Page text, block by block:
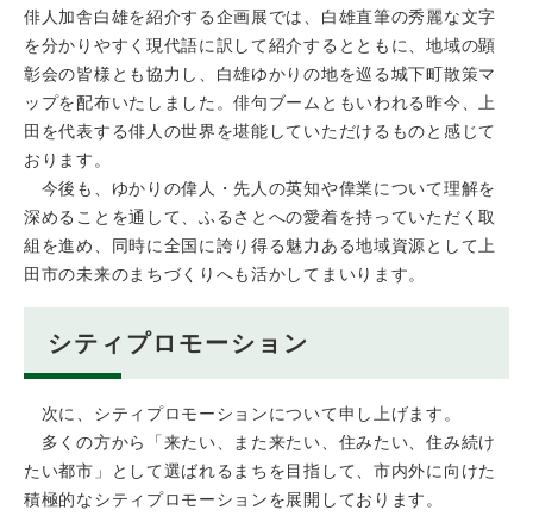
俳人加舎白雄を紹介する企画展では、白雄直筆の秀麗な文字
を分かりやすく現代語に訳して紹介するとともに、地域の顕
彰会の皆様とも協力し、白雄ゆかりの地を巡る城下町散策マ
ップを配布いたしました。俳句ブームともいわれる昨今、上
田を代表する俳人の世界を堪能していただけるものと感じて
おります。
今後も、ゆかりの偉人・先人の英知や偉業について理解を
深めることを通して、ふるさとへの愛着を持っていただく取
組を進め、同時に全国に誇り得る魅力ある地域資源として上
田市の未来のまちづくりへも活かしてまいります。
シティプロモーション
次に、シティプロモーションについて申し上げます。
多くの方から「来たい、また来たい、住みたい、住み続け
たい都市」として選ばれるまちを目指して、市内外に向けた
積極的なシティプロモーションを展開しております。